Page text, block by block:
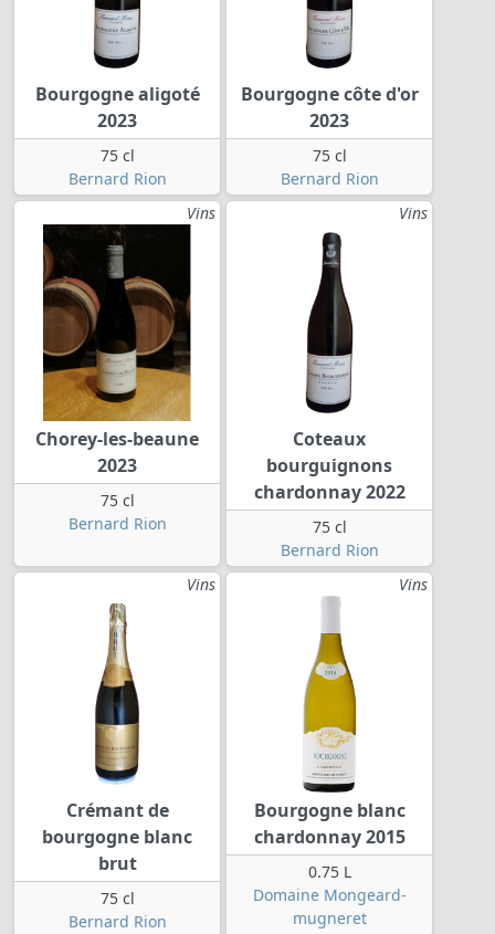
Bourgogne aligoté
2023
75 cl
Bernard Rion
Bourgogne côte d'or
2023
75 cl
Bernard Rion
Vins
Chorey-les-beaune
2023
75 cl
Bernard Rion
Vins
Coteaux
bourguignons
chardonnay 2022
75 cl
Bernard Rion
Vins
Crémant de
bourgogne blanc
brut
75 cl
Bernard Rion
Vins
Bourgogne blanc
chardonnay 2015
0.75 L
Domaine Mongeard-
mugneret